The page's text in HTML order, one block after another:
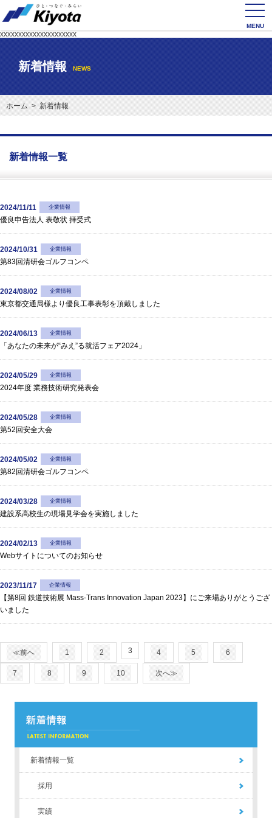
xxxxxxxxxxxxxxxxxxxxx
新着情報 NEWS
ホーム> 新着情報
新着情報一覧
2024/11/11 企業情報
優良申告法人 表敬状 拝受式
2024/10/31 企業情報
第83回清研会ゴルフコンペ
2024/08/02 企業情報
東京都交通局様より優良工事表彰を頂戴しました
2024/06/13 企業情報
「あなたの未来が“みえ”る就活フェア2024」
2024/05/29 企業情報
2024年度 業務技術研究発表会
2024/05/28 企業情報
第52回安全大会
2024/05/02 企業情報
第82回清研会ゴルフコンペ
2024/03/28 企業情報
建設系高校生の現場見学会を実施しました
2024/02/13 企業情報
Webサイトについてのお知らせ
2023/11/17 企業情報
【第8回 鉄道技術展 Mass-Trans Innovation Japan 2023】にご来場ありがとうござ
いました
≪前へ 1 2 3 4 5 6
7 8 9 10 次へ≫
新着情報一覧
採用
実績